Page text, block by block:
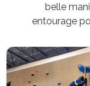
belle
entourage